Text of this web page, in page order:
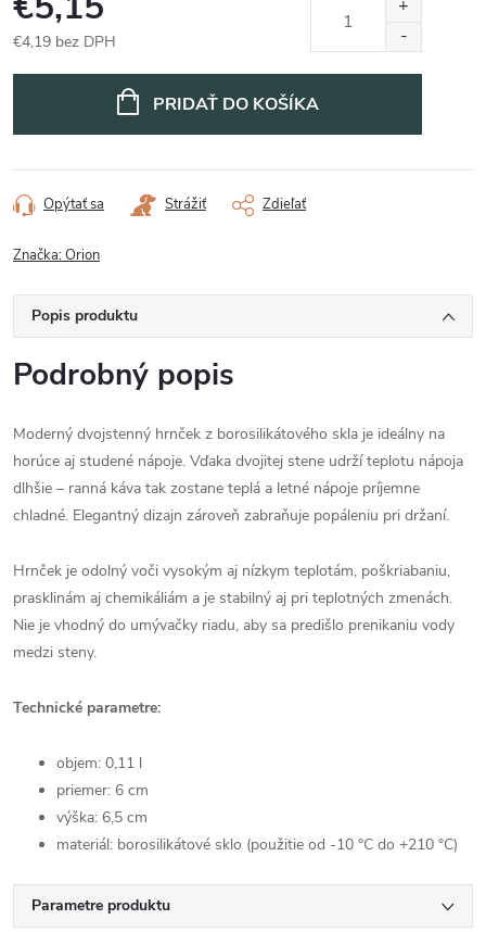
€4,19 bez DPH
PRIDAŤ DO KOŠÍKA
Opýtať sa Strážiť Zdieľať
Značka:Orion
Popis produktu
Podrobný popis
Moderný dvojstenný hrnček z borosilikátového skla je ideálny na
horúce aj studené nápoje. Vďaka dvojitej stene udrží teplotu nápoja
dlhšie – ranná káva tak zostane teplá a letné nápoje príjemne
chladné. Elegantný dizajn zároveň zabraňuje popáleniu pri držaní.
Hrnček je odolný voči vysokým aj nízkym teplotám, poškriabaniu,
prasklinám aj chemikáliám a je stabilný aj pri teplotných zmenách.
Nie je vhodný do umývačky riadu, aby sa predišlo prenikaniu vody
medzi steny.
Technické parametre:
objem: 0,11 l
priemer: 6 cm
výška: 6,5 cm
materiál: borosilikátové sklo (použitie od -10 °C do +210 °C)
Parametre produktu